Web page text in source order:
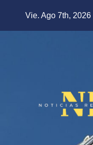
Vie. Ago 7th, 2026